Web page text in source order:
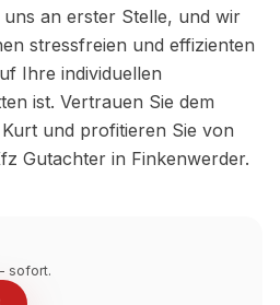
an erster Stelle, und wir
stressfreien und effizienten
Ihre individuellen
ist. Vertrauen Sie dem
und profitieren Sie von
Gutachter in Finkenwerder.
sofort.